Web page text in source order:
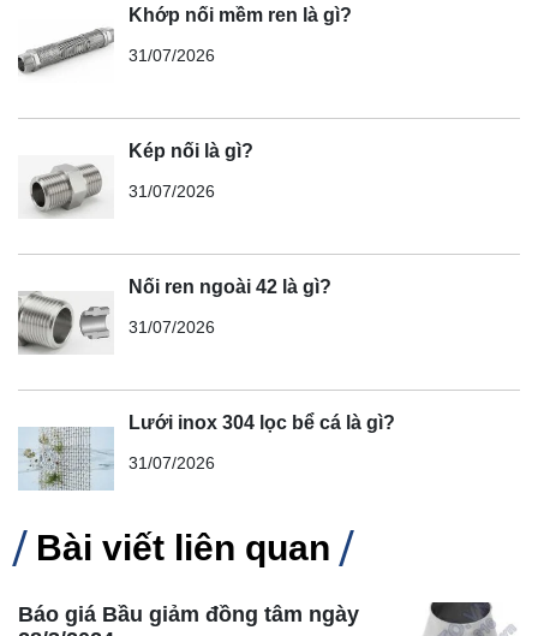
Khớp nối mềm ren là gì?
31/07/2026
Kép nối là gì?
31/07/2026
Nối ren ngoài 42 là gì?
31/07/2026
Lưới inox 304 lọc bể cá là gì?
31/07/2026
Bài viết liên quan
Báo giá Bầu giảm đồng tâm ngày